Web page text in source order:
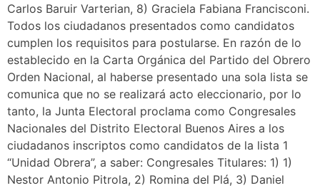
Carlos Baruir Varterian, 8) Graciela Fabiana Francisconi.
Todos los ciudadanos presentados como candidatos
cumplen los requisitos para postularse. En razón de lo
establecido en la Carta Orgánica del Partido del Obrero
Orden Nacional, al haberse presentado una sola lista se
comunica que no se realizará acto eleccionario, por lo
tanto, la Junta Electoral proclama como Congresales
Nacionales del Distrito Electoral Buenos Aires a los
ciudadanos inscriptos como candidatos de la lista 1
“Unidad Obrera”, a saber: Congresales Titulares: 1) 1)
Nestor Antonio Pitrola, 2) Romina del Plá, 3) Daniel